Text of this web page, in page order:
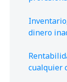
dinero
cualquier